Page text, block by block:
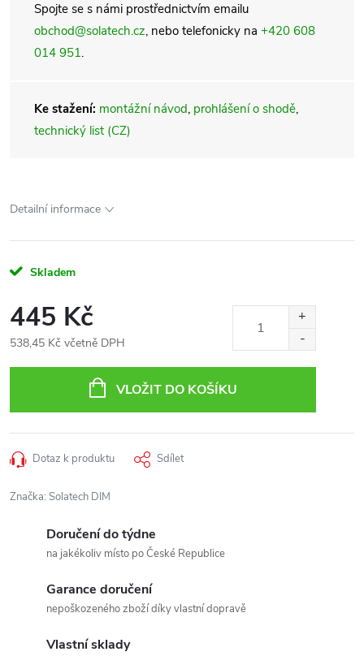
Spojte se s námi prostřednictvím emailu
obchod@solatech.cz, nebo telefonicky na +420 608
014 951.
Ke stažení: montážní návod, prohlášení o shodě,
technický list (CZ)
Detailní informace
Skladem
445 Kč
538,45 Kč včetně DPH
VLOŽIT DO KOŠÍKU
Dotaz k produktu Sdílet
Značka: Solatech DIM
Doručení do týdne
na jakékoliv místo po České Republice
Garance doručení
nepoškozeného zboží díky vlastní dopravě
Vlastní sklady